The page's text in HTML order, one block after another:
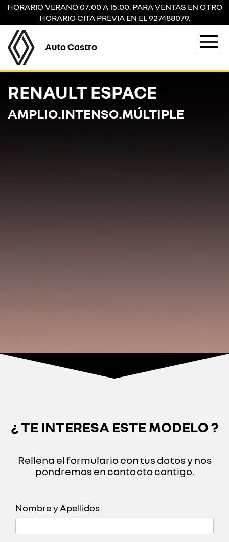
HORARIO VERANO 07:00 A 15:00. PARA VENTAS EN OTRO
HORARIO CITA PREVIA EN EL 927488079.
Auto Castro
RENAULT ESPACE
AMPLIO.INTENSO.MÚLTIPLE
¿ TE INTERESA ESTE MODELO ?
Rellena el formulario con tus datos y nos
pondremos en contacto contigo.
Nombre y Apellidos